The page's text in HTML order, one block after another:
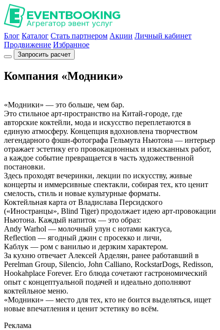
Блог Каталог Стать партнером Акции Личный кабинет
Продвижение Избранное
Запросить расчет
Компания «Модники»
«Модники» — это больше, чем бар.
Это стильное арт-пространство на Китай-городе, где
авторские коктейли, мода и искусство переплетаются в
единую атмосферу. Концепция вдохновлена творчеством
легендарного фэшн-фотографа Гельмута Ньютона — интерьер
отражает эстетику его провокационных и изысканных работ,
а каждое событие превращается в часть художественной
постановки.
Здесь проходят вечеринки, лекции по искусству, живые
концерты и иммерсивные спектакли, собирая тех, кто ценит
смелость, стиль и новые культурные форматы.
Коктейльная карта от Владислава Персидского
(«Иностранцы», Blind Tiger) продолжает идею арт-провокации
Ньютона. Каждый напиток — это образ:
Andy Warhol — молочный улун с нотами кактуса,
Reflection — ягодный джин с просекко и личи,
Каблук — ром с ванилью и дерзким характером.
За кухню отвечает Алексей Арделян, ранее работавший в
Perelman Group, Silencio, John Calliano, RockstarDogs, Redisson,
Hookahplace Forever. Его блюда сочетают гастрономический
опыт с концептуальной подачей и идеально дополняют
коктейльное меню.
«Модники» — место для тех, кто не боится выделяться, ищет
новые впечатления и ценит эстетику во всём.
Реклама